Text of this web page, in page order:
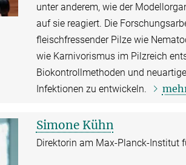
unter anderem, wie der
auf sie reagiert. Die
fleischfressender Pilze wie
wie Karnivorismus im Pilzreich
Biokontrollmethoden und
Infektionen zu entwickeln.
Simone Kühn
Direktorin am Max-Planck-Institut